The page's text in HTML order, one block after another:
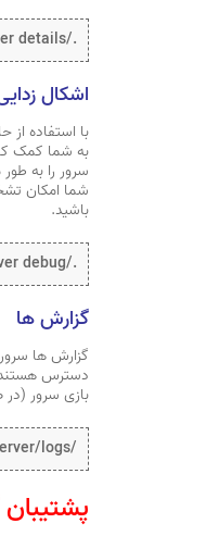
./codwawserver details
اشکال
با استفاده از
به شما کمک
سرور را به
شما امکان
باشید.
./codwawserver debug
گزارش ها
گزارش ها
دسترس
بازی سرور
/home/codwawserver/logs